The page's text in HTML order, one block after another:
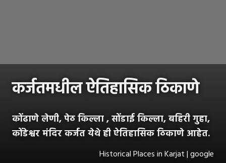
कर्जतमधील ऐतिहासिक ठिकाणे
कोंढाणे लेणी, पेठ किल्ला , सोंडाई किल्ला, बहिरी गुहा,
कोंडेश्वर मंदिर कर्जत येथे ही ऐतिहासिक ठिकाणे आहेत.
Historical Places in Karjat | google